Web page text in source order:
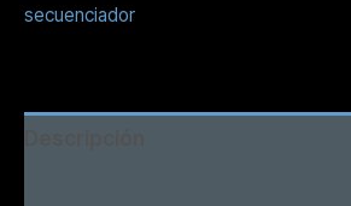
cantidad
secuenciador